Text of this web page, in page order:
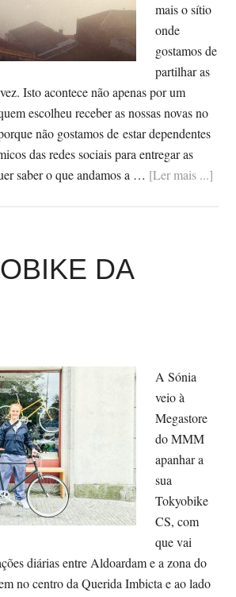
mais o sítio
onde
gostamos de
partilhar as
Isto acontece não apenas por um
escolheu receber as nossas novas no
não gostamos de estar dependentes
das redes sociais para entregar as
saber o que andamos a … [Ler mais ...]
DA
A Sónia
veio à
Megastore
do MMM
apanhar a
sua
Tokyobike
CS, com
que vai
diárias entre Aldoardam e a zona do
no centro da Querida Imbicta e ao lado